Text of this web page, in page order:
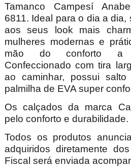
Tamanco Campesí
6811. Ideal para o dia a
aos seus look mais
mulheres modernas e
mão do conforto a
Confeccionado com tira
ao caminhar, possui
palmilha de EVA super
Os calçados da marca
pelo conforto e durabilidade.
Todos os produtos
adquiridos diretamente
Fiscal será enviada